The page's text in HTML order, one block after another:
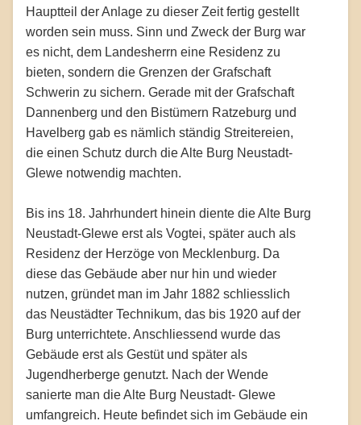
Hauptteil der Anlage zu dieser Zeit fertig gestellt
worden sein muss. Sinn und Zweck der Burg war
es nicht, dem Landesherrn eine Residenz zu
bieten, sondern die Grenzen der Grafschaft
Schwerin zu sichern. Gerade mit der Grafschaft
Dannenberg und den Bistümern Ratzeburg und
Havelberg gab es nämlich ständig Streitereien,
die einen Schutz durch die Alte Burg Neustadt-
Glewe notwendig machten.
Bis ins 18. Jahrhundert hinein diente die Alte Burg
Neustadt-Glewe erst als Vogtei, später auch als
Residenz der Herzöge von Mecklenburg. Da
diese das Gebäude aber nur hin und wieder
nutzen, gründet man im Jahr 1882 schliesslich
das Neustädter Technikum, das bis 1920 auf der
Burg unterrichtete. Anschliessend wurde das
Gebäude erst als Gestüt und später als
Jugendherberge genutzt. Nach der Wende
sanierte man die Alte Burg Neustadt- Glewe
umfangreich. Heute befindet sich im Gebäude ein